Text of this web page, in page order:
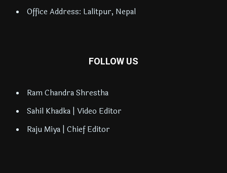
Office Address: Lalitpur, Nepal
FOLLOW US
Ram Chandra Shrestha
Sahil Khadka | Video Editor
Raju Miya | Chief Editor